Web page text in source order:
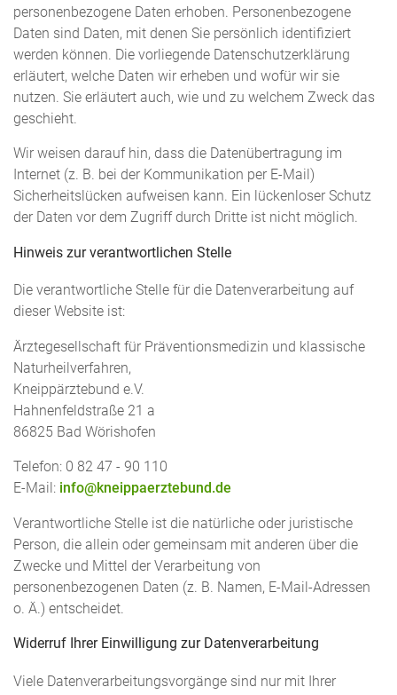
personenbezogene Daten erhoben. Personenbezogene
Daten sind Daten, mit denen Sie persönlich identifiziert
werden können. Die vorliegende Datenschutzerklärung
erläutert, welche Daten wir erheben und wofür wir sie
nutzen. Sie erläutert auch, wie und zu welchem Zweck das
geschieht.
Wir weisen darauf hin, dass die Datenübertragung im
Internet (z. B. bei der Kommunikation per E-Mail)
Sicherheitslücken aufweisen kann. Ein lückenloser Schutz
der Daten vor dem Zugriff durch Dritte ist nicht möglich.
Hinweis zur verantwortlichen Stelle
Die verantwortliche Stelle für die Datenverarbeitung auf
dieser Website ist:
Ärztegesellschaft für Präventionsmedizin und klassische
Naturheilverfahren,
Kneippärztebund e.V.
Hahnenfeldstraße 21 a
86825 Bad Wörishofen
Telefon: 0 82 47 - 90 110
E-Mail: info@kneippaerztebund.de
Verantwortliche Stelle ist die natürliche oder juristische
Person, die allein oder gemeinsam mit anderen über die
Zwecke und Mittel der Verarbeitung von
personenbezogenen Daten (z. B. Namen, E-Mail-Adressen
o. Ä.) entscheidet.
Widerruf Ihrer Einwilligung zur Datenverarbeitung
Viele Datenverarbeitungsvorgänge sind nur mit Ihrer